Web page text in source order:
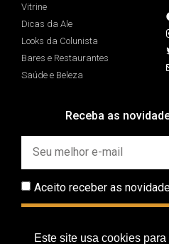
Vitrine
Dicas da Ale
Looks da Colunista
Bares e Restaurantes
Saúde e Beleza
Receba as
Aceito receber as
Este site usa cookies